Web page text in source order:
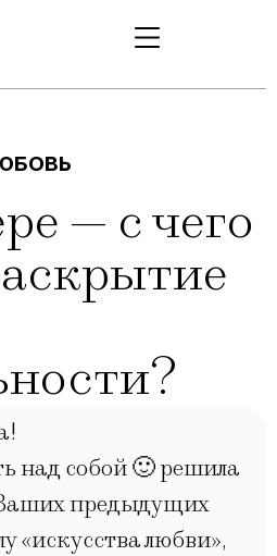
— с чего
над собой 🙂 решила
предыдущих
«искусства любви»,